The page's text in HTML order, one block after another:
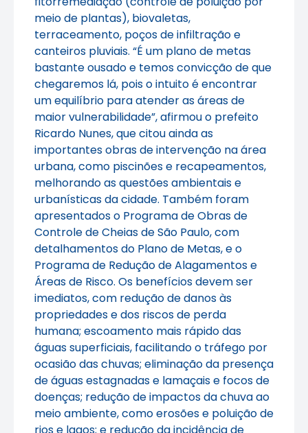
meio de plantas), biovaletas,
terraceamento, poços de infiltração e
canteiros pluviais. “É um plano de metas
bastante ousado e temos convicção de que
chegaremos lá, pois o intuito é encontrar
um equilíbrio para atender as áreas de
maior vulnerabilidade”, afirmou o prefeito
Ricardo Nunes, que citou ainda as
importantes obras de intervenção na área
urbana, como piscinões e recapeamentos,
melhorando as questões ambientais e
urbanísticas da cidade. Também foram
apresentados o Programa de Obras de
Controle de Cheias de São Paulo, com
detalhamentos do Plano de Metas, e o
Programa de Redução de Alagamentos e
Áreas de Risco. Os benefícios devem ser
imediatos, com redução de danos às
propriedades e dos riscos de perda
humana; escoamento mais rápido das
águas superficiais, facilitando o tráfego por
ocasião das chuvas; eliminação da presença
de águas estagnadas e lamaçais e focos de
doenças; redução de impactos da chuva ao
meio ambiente, como erosões e poluição de
rios e lagos; e redução da incidência de